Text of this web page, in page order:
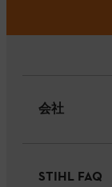
会社
STIHL FAQ